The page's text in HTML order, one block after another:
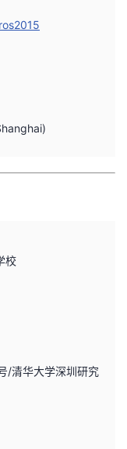
校
/清华大学深圳研究